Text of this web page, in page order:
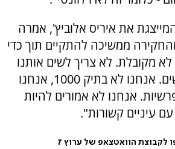
המייצגת את איריס אלוביץ', אמרה
ממשיכה להתקיים תוך כדי
לא מקובלת. לא צריך לשים אותנו
במקום שנהיה מנחשים. אנחנו לא בתיק 1000, אנחנו
אנחנו לא אמורים להיות
עיניים קשורות".
לקבוצת הוואטצאפ של ערוץ 7